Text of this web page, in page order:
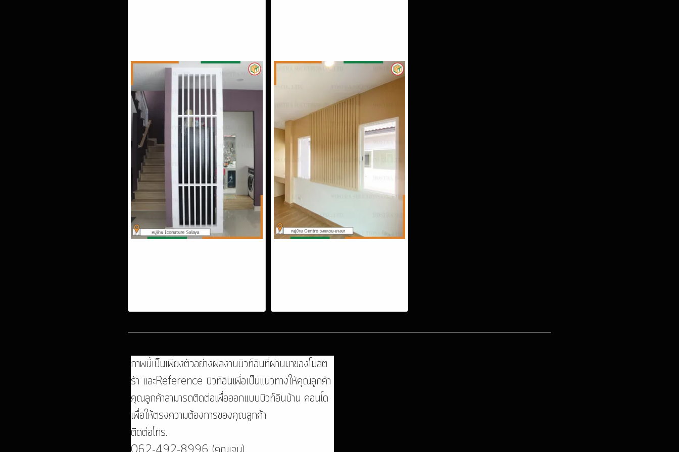
ภาพนี้เป็นเพียงตัวอย่างผลงานบิวท์อินที่ผ่านมาของโมสต
ร้า และReference บิวท์อินเพื่อเป็นแนวทางให้คุณลูกค้า
คุณลูกค้าสามารถติดต่อเพื่อออกแบบบิวท์อินบ้าน คอนโด
เพื่อให้ตรงความต้องการของคุณลูกค้า
ติดต่อโทร.